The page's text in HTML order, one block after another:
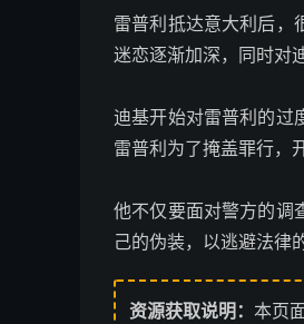
雷普利抵达意大利后，
迷恋逐渐加深，同时对
迪基开始对雷普利的过
雷普利为了掩盖罪行，
他不仅要面对警方的调
己的伪装，以逃避法律
资源获取说明： 本页